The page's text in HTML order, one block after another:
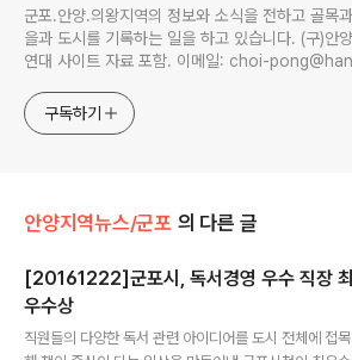
군포.안양.의왕지역의 정보와 소식을 전하고 골목
을과 도시를 기록하는 일을 하고 있습니다. (구)안양지역시민
연대 사이트 자료 포함. 이메일: choi-
구독하기
안양지역뉴스/군포 의 다른 글
[20161222]군포시, 독서경영 우수 직장 최
우수상
직원들의 다양한 독서 관련 아이디어를 도시 전체에 접목